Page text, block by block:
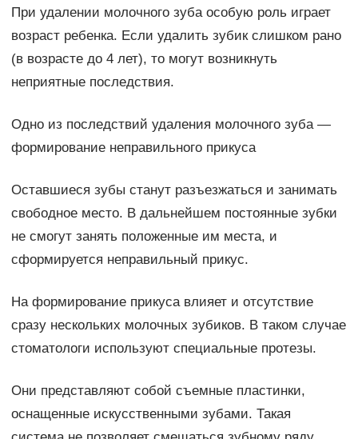
При удалении молочного зуба особую роль играет
возраст ребенка. Если удалить зубик слишком рано
(в возрасте до 4 лет), то могут возникнуть
неприятные последствия.
Одно из последствий удаления молочного зуба —
формирование неправильного прикуса
Оставшиеся зубы станут разъезжаться и занимать
свободное место. В дальнейшем постоянные зубки
не смогут занять положенные им места, и
сформируется неправильный прикус.
На формирование прикуса влияет и отсутствие
сразу нескольких молочных зубиков. В таком случае
стоматологи используют специальные протезы.
Они представляют собой съемные пластинки,
оснащенные искусственными зубами. Такая